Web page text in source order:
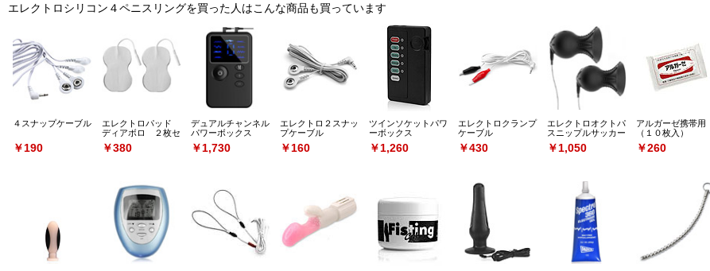
エレクトロシリコン４ペニスリングを買った人はこんな商品も買っています
４スナップケーブル
￥190
エレクトロパッド
ディアボロ ２枚セ
ット
￥380
デュアルチャンネル
パワーボックス
￥1,730
エレクトロ２スナッ
プケーブル
￥160
ツインソケットパワ
ーボックス
￥1,260
エレクトロクランプ
ケーブル
￥430
エレクトロオクトパ
スニップルサッカー
￥1,050
アルガーゼ携帯用
（１０枚入）
￥260